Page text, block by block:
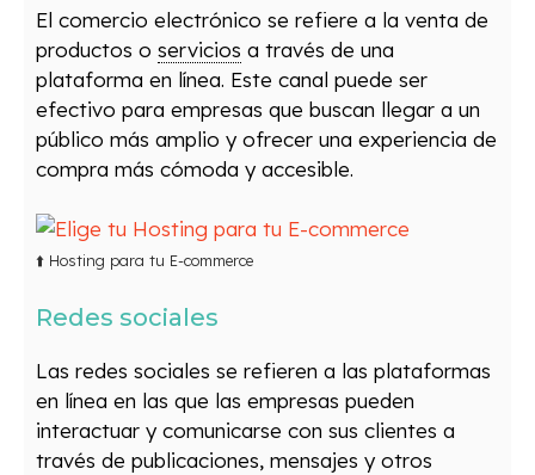
El comercio electrónico se refiere a la venta de
productos o servicios a través de una
plataforma en línea. Este canal puede ser
efectivo para empresas que buscan llegar a un
público más amplio y ofrecer una experiencia de
compra más cómoda y accesible.
⬆️ Hosting para tu E-commerce
Redes sociales
Las redes sociales se refieren a las plataformas
en línea en las que las empresas pueden
interactuar y comunicarse con sus clientes a
través de publicaciones, mensajes y otros